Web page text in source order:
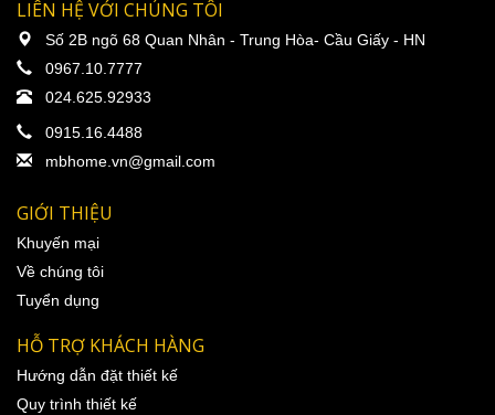
LIÊN HỆ VỚI CHÚNG TÔI
Số 2B ngõ 68 Quan Nhân - Trung Hòa- Cầu Giấy - HN
0967.10.7777
024.625.92933
0915.16.4488
mbhome.vn@gmail.com
GIỚI THIỆU
Khuyến mại
Về chúng tôi
Tuyển dụng
HỖ TRỢ KHÁCH HÀNG
Hướng dẫn đặt thiết kế
Quy trình thiết kế